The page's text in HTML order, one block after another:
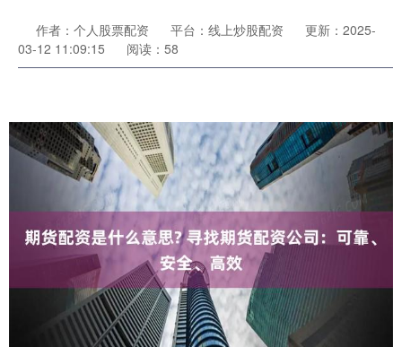
作者：个人股票配资 平台：线上炒股配资
更新：2025-
03-12 11:09:15
阅读：58